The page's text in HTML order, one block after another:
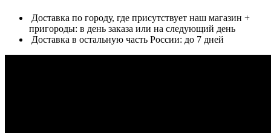
Доставка по городу, где присутствует наш магазин +
пригороды: в день заказа или на следующий день
Доставка в остальную часть России: до 7 дней